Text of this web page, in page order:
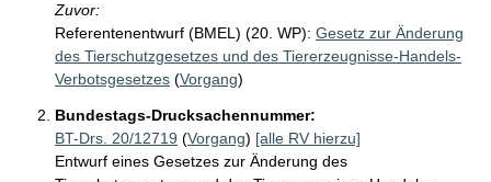
Zuvor:
Referentenentwurf (BMEL) (20. WP): Gesetz zur Änderung
des Tierschutzgesetzes und des Tiererzeugnisse-Handels-
Verbotsgesetzes (Vorgang)
Bundestags-Drucksachennummer:
BT-Drs. 20/12719 (Vorgang) [alle RV hierzu]
Entwurf eines Gesetzes zur Änderung des